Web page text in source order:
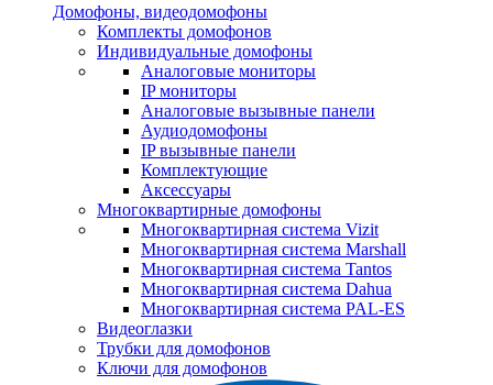
Домофоны, видеодомофоны
Комплекты домофонов
Индивидуальные домофоны
Аналоговые мониторы
IP мониторы
Аналоговые вызывные панели
Аудиодомофоны
IP вызывные панели
Комплектующие
Аксессуары
Многоквартирные домофоны
Многоквартирная система Vizit
Многоквартирная система Marshall
Многоквартирная система Tantos
Многоквартирная система Dahua
Многоквартирная система PAL-ES
Видеоглазки
Трубки для домофонов
Ключи для домофонов